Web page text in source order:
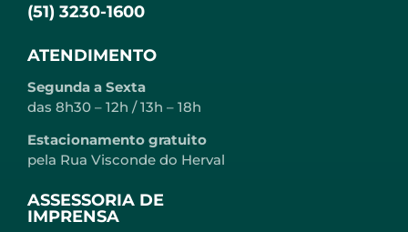
(51) 3230-1600
ATENDIMENTO
Segunda a Sexta
das 8h30 – 12h / 13h – 18h
Estacionamento gratuito
pela Rua Visconde do Herval
ASSESSORIA DE
IMPRENSA